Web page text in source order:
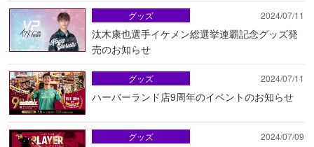
2024/07/11
汰木康也選手イケメン総選挙連覇記念グッズ発
売のお知らせ
グッズ
2024/07/11
ハーバーランド店9周年のイベントのお知らせ
グッズ
2024/07/09
グッズ